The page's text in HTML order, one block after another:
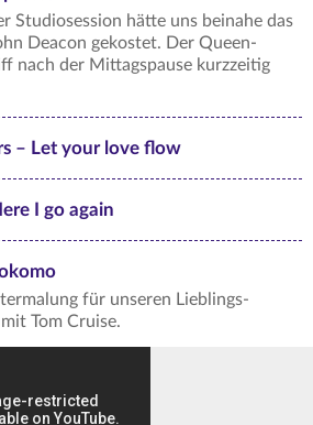
Studiosession hätte uns beinahe das
Deacon gekostet. Der Queen-
nach der Mittagspause kurzzeitig
– Let your love flow
I go again
für unseren Lieblings-
Tom Cruise.